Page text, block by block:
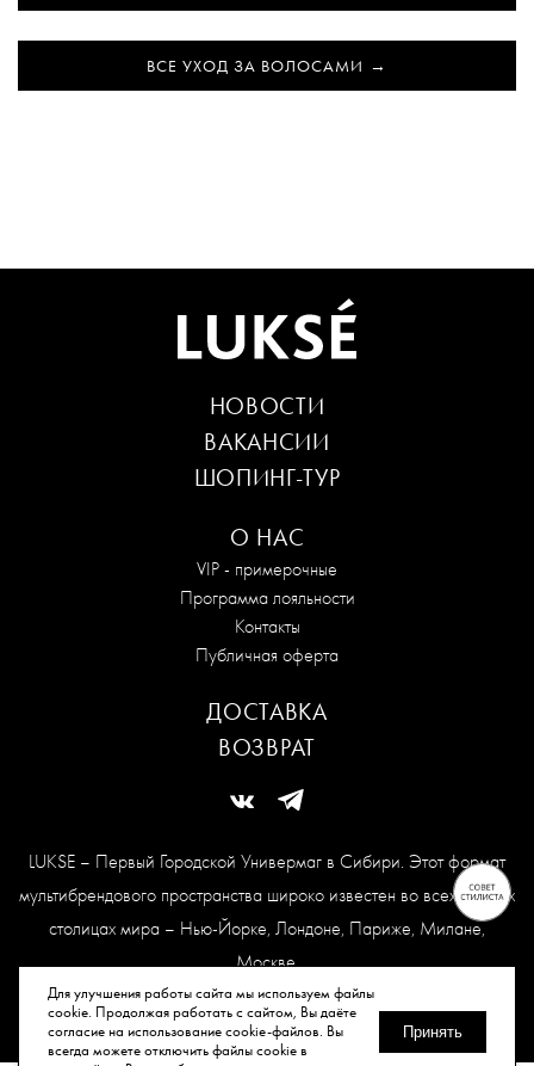
Для улучшения работы сайта мы используем файлы
cookie. Продолжая работать с сайтом, Вы даёте
согласие на использование cookie-файлов. Вы
всегда можете отключить файлы cookie в
Принять
ВСЕ УХОД ЗА ВОЛОСАМИ
LUKSE – Первый Городской Универмаг в Сибири. Этот формат
мультибрендового пространства широко известен во всех модных
столицах мира – Нью-Йорке, Лондоне, Париже, Милане,
Москве.
Карта сайта
© Все права защищены, 2026.
О НАС
VIP - примерочные
Программа лояльности
Контакты
Публичная оферта
НОВОСТИ
ВАКАНСИИ
ШОПИНГ-ТУР
ДОСТАВКА
ВОЗВРАТ